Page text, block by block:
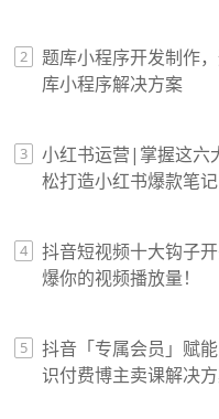
2
题库小程序开发制作
库小程序解决方案
3
小红书运营|掌握这六
松打造小红书爆款笔记
4
抖音短视频十大钩子
爆你的视频播放量！
5
抖音「专属会员」赋
识付费博主卖课解决方